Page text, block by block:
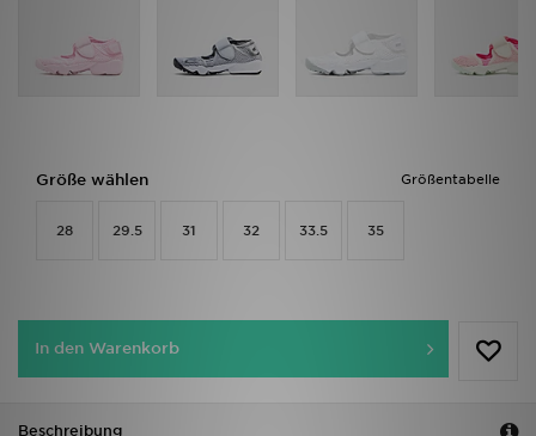
Größentabelle
Größe wählen
28 29.5 31 32 33.5 35
In den Warenkorb
Beschreibung
Mein JD
Bestellverfolgung
Hilfe & Kontakt